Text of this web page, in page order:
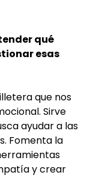
qué
esas
que nos
Sirve
ayudar a las
Fomenta la
y crear